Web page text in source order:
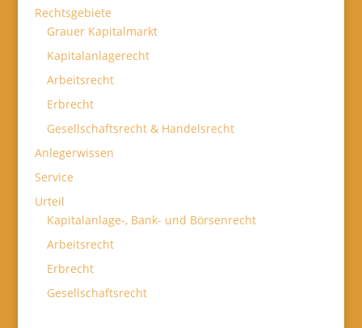
Rechtsgebiete
Grauer Kapitalmarkt
Kapitalanlagerecht
Arbeitsrecht
Erbrecht
Gesellschaftsrecht & Handelsrecht
Anlegerwissen
Service
Urteil
Kapitalanlage-, Bank- und Börsenrecht
Arbeitsrecht
Erbrecht
Gesellschaftsrecht